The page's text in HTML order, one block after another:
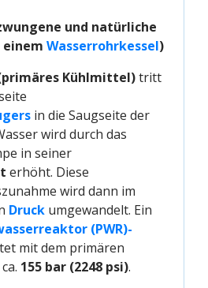
und natürliche
Wasserrohrkessel)
Kühlmittel)tritt
in die Saugseite der
wird durch das
in seiner
erhöht. Diese
wird dann im
Druck umgewandelt. Ein
(PWR)-
mit dem primären
155 bar (2248 psi).